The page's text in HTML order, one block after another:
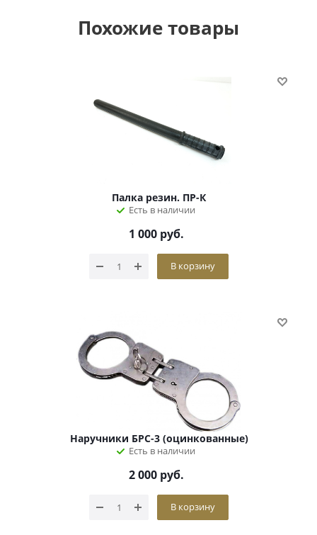
Похожие товары
Палка резин. ПР-К
Есть в наличии
1 000 руб.
В корзину
Наручники БРС-3 (оцинкованные)
Есть в наличии
2 000 руб.
В корзину